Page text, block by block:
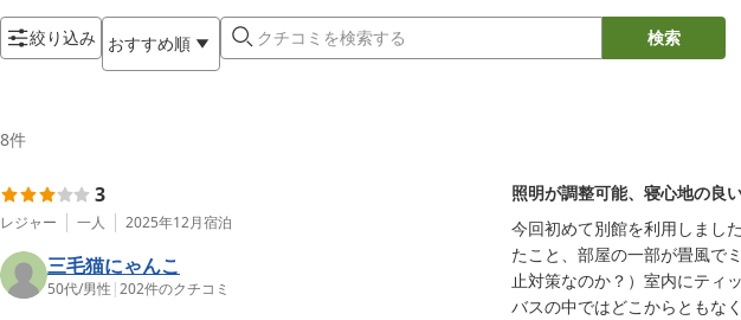
絞り込み おすすめ順 検索
8件
3
レジャー 一人 2025年12月宿泊
三毛猫にゃんこ
50代/男性 |202件のクチコミ
照明が調整可能、寝心地の良
今回初めて別館を利用しまし
たこと、部屋の一部が畳風で
止対策なのか？）室内にティ
バスの中ではどこからともな